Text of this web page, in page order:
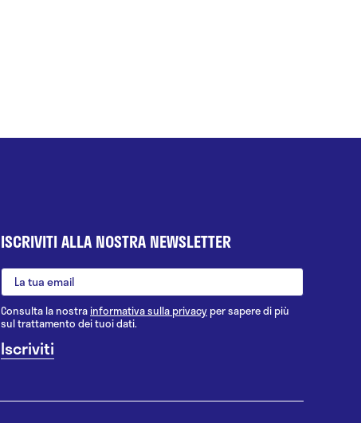
ISCRIVITI ALLA NOSTRA NEWSLETTER
Consulta la nostrainformativa sulla privacy per sapere di più
sul trattamento dei tuoi dati.